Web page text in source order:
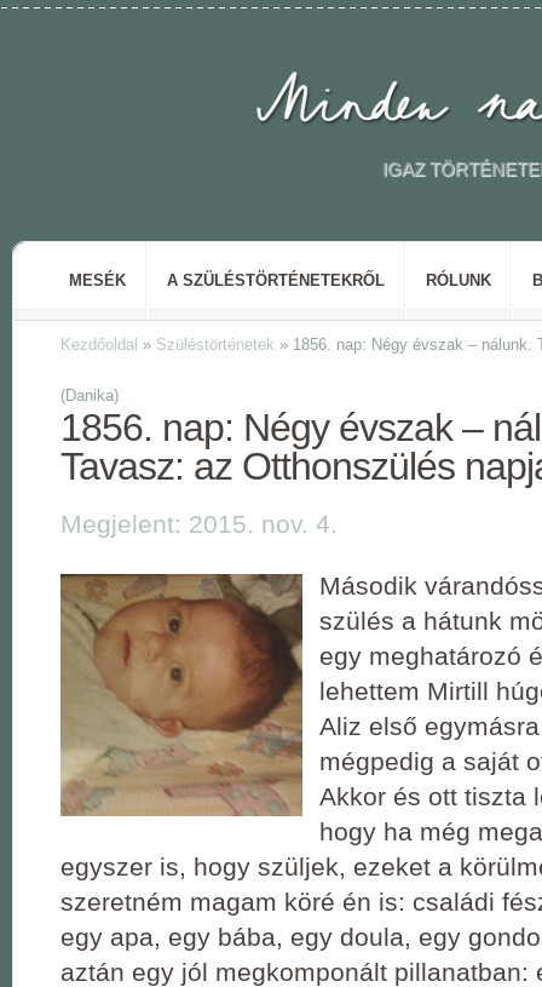
IGAZ
MESÉK A SZÜLÉSTÖRTÉNETEKRŐL RÓLUNK
Kezdőoldal » Szüléstörténetek » 1856. nap: Négy évszak – nálunk.
(Danika)
1856. nap: Négy évszak –
Tavasz: az Otthonszülés
Megjelent: 2015. nov. 4.
Második
szülés a hátunk
egy meghatározó
lehettem Mirtill
Aliz első
mégpedig a saját
Akkor és ott tiszta
hogy ha még
egyszer is, hogy szüljek, ezeket a
szeretném magam köré én is: családi
egy apa, egy bába, egy doula, egy
aztán egy jól megkomponált pillanatban: